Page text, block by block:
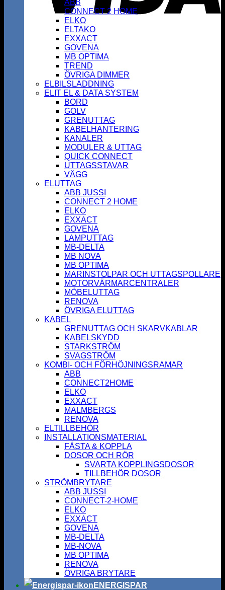
ABB
CONNECT 2 HOME
ELKO
ELTAKO
EXXACT
GOVENA
MB OPTIMA
TREND
ÖVRIGA DIMMER
ELBILSLADDNING
ELIT EL & DATA SYSTEM
BORD
GOLV
GRENUTTAG
KABELHANTERING
KANALER
MODULER & UTTAG
QUICK CONNECT
UTTAGSSTAVAR
VÄGG
ELUTTAG
ABB JUSSI
CONNECT 2 HOME
ELKO
EXXACT
GOVENA
LAMPUTTAG
MB-DELTA
MB NOVA
MB OPTIMA
MARINSTOLPAR OCH UTTAGSPOLLARE
MOTORVÄRMARCENTRALER
MÖBELUTTAG
RENOVA
ÖVRIGA ELUTTAG
KABEL
GRENUTTAG OCH SKARVKABLAR
KABELSKYDD
STARKSTRÖM
SVAGSTRÖM
KOMBI- OCH FÖRHÖJNINGSRAMAR
ABB
CONNECT2HOME
ELKO
EXXACT
MALMBERGS
RENOVA
ELTILLBEHÖR
INSTALLATIONSMATERIAL
FÄSTA & KOPPLA
DOSOR OCH RÖR
SVARTA KOPPLINGSDOSOR
TILLBEHÖR DOSOR
STRÖMBRYTARE
ABB JUSSI
CONNECT-2-HOME
ELKO
EXXACT
GOVENA
MB-DELTA
MB-NOVA
MB OPTIMA
RENOVA
ÖVRIGA BRYTARE
ENERGISPAR